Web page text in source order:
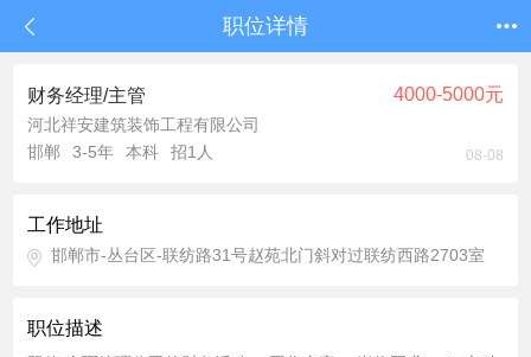
职位详情
财务经理/主管 4000-5000元
河北祥安建筑装饰工程有限公司
邯郸
3-5年 本科 招1人 08-08
工作地址
邯郸市-丛台区-联纺路31号赵苑北门斜对过联纺西路2703室
职位描述